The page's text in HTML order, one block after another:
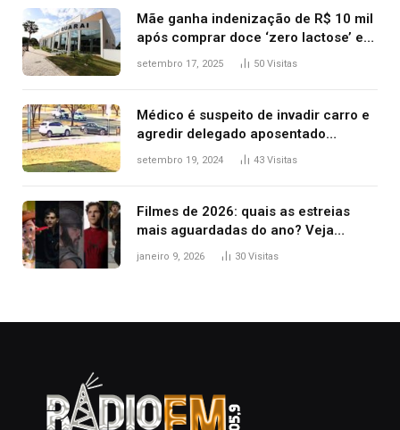
Mãe ganha indenização de R$ 10 mil
após comprar doce ‘zero lactose’ e
filha ter reação alérgica grave
setembro 17, 2025 50 Visitas
Médico é suspeito de invadir carro e
agredir delegado aposentado
durante confusão no trânsito
setembro 19, 2024 43 Visitas
Filmes de 2026: quais as estreias
mais aguardadas do ano? Veja
principais lançamentos do cinema
janeiro 9, 2026 30 Visitas